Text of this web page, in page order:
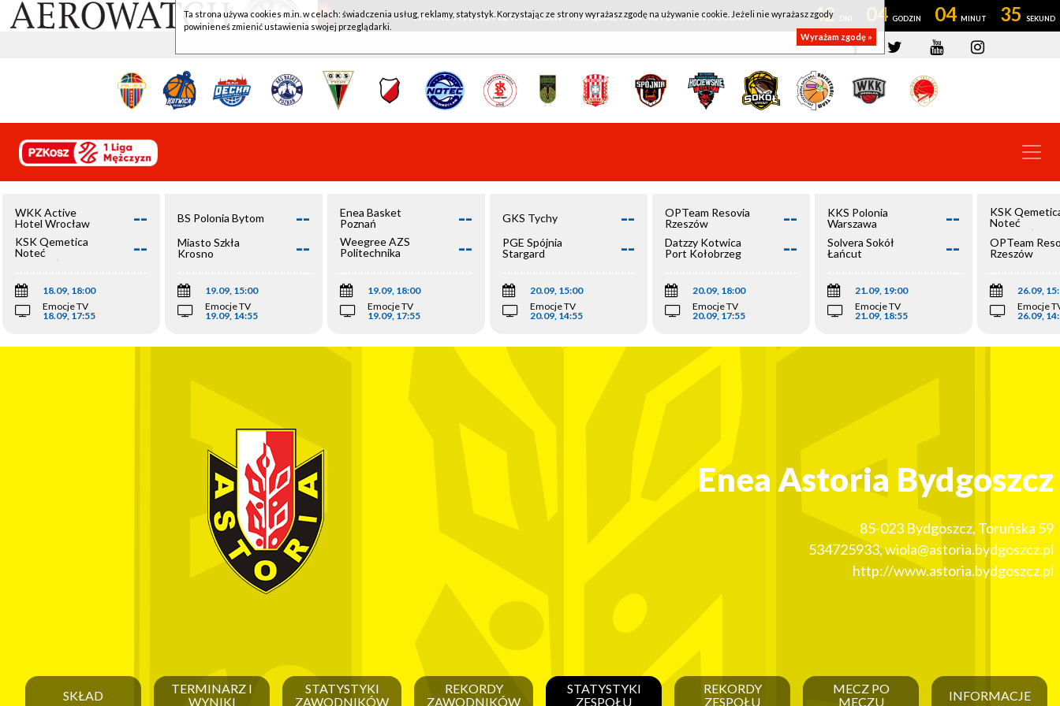
WKK ACTIVE HOTEL WROCŁAW - KSK QEMETICA NOTEĆ INOWROCŁAW 42 04 04 34
WKK Active
Hotel Wrocław
--
KSK Qemetica
Noteć
Inowrocław
--
18.09, 18:00
Emocje TV
18.09, 17:55
BS Polonia Bytom --
Miasto Szkła
Krosno
--
19.09, 15:00
Emocje TV
19.09, 14:55
Enea Basket
Poznań
--
Weegree AZS
Politechnika
--
19.09, 18:00
Emocje TV
19.09, 17:55
GKS Tychy --
PGE Spójnia
Stargard
--
20.09, 15:00
Emocje TV
20.09, 14:55
OPTeam Resovia
Rzeszów
--
Datzzy Kotwica
Port Kołobrzeg
--
20.09, 18:00
Emocje TV
20.09, 17:55
KKS Polonia
Warszawa
--
Solvera Sokół
Łańcut
--
21.09, 19:00
Emocje TV
21.09, 18:55
KSK
Noteć
Inowrocław
OPTeam
Rzeszów
26.09,
Emocje
26.09,
Enea Astoria Bydgoszcz
85-023 Bydgoszcz, Toruńska 59
534725933,wiola@astoria.bydgoszcz.pl
http://www.astoria.bydgoszcz.pl
SKŁAD
TERMINARZ I
WYNIKI
STATYSTYKI
ZAWODNIKÓW
REKORDY
ZAWODNIKÓW
STATYSTYKI
ZESPOŁU
REKORDY
ZESPOŁU
MECZ PO
MECZU
INFORMACJE
Ta strona używa cookies m.in. w celach: świadczenia usług, reklamy, statystyk. Korzystając ze strony wyrażasz zgodę na używanie cookie. Jeżeli nie wyrażasz zgody
powinieneś zmienić ustawienia swojej przeglądarki.
Wyrażam zgodę »